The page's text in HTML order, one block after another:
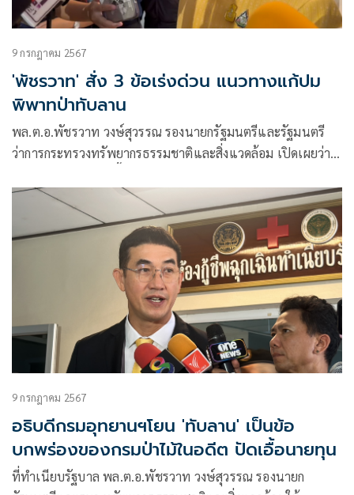
9 กรกฎาคม 2567
'พัชรวาท' สั่ง 3 ข้อเร่งด่วน แนวทางแก้ปม
พิพาทป่าทับลาน
พล.ต.อ.พัชรวาท วงษ์สุวรรณ รองนายกรัฐมนตรีและรัฐมนตรี
ว่าการกระทรวงทรัพยากรธรรมชาติและสิ่งแวดล้อม เปิดเผยว่า
แสดงความคิดเห็นกันอย่างกว้างขวางนั้น
9 กรกฎาคม 2567
อธิบดีกรมอุทยานฯโยน 'ทับลาน' เป็นข้อ
บกพร่องของกรมป่าไม้ในอดีต ปัดเอื้อนายทุน
ที่ทำเนียบรัฐบาล พล.ต.อ.พัชรวาท วงษ์สุวรรณ รองนายก